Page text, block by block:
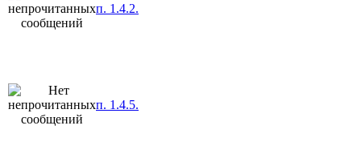
п. 1.4.2.
п. 1.4.5.